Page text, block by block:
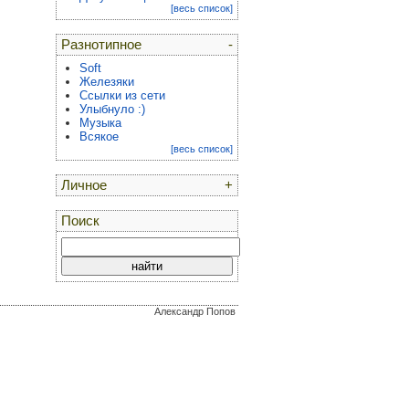
[весь список]
-
Разнотипное
Soft
Железяки
Ссылки из сети
Улыбнуло :)
Музыка
Всякое
[весь список]
+
Личное
Поиск
Александр Попов